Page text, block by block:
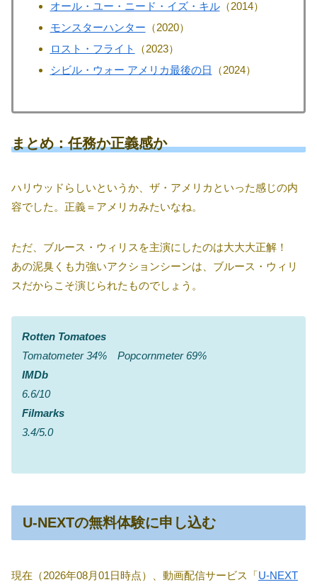
オール・ユー・ニード・イズ・キル（2014）
モンスターハンター （2020）
ロスト・フライト
（2023）
シビル・ウォー アメリカ最後の日 （2024）
まとめ：任務か正義感か
ハリウッドらしいというか、ザ・アメリカといった感じの内
容でした。正義＝アメリカみたいなね。
ただ、ブルース・ウィリスを主演にしたのは大大大正解！
あの泥臭くも力強いアクションシーンは、ブルース・ウィリ
スだからこそ演じられたものでしょう。
Rotten Tomatoes
Tomatometer 34% Popcornmeter 69%
IMDb
6.6/10
Filmarks
3.4/5.0
U-NEXTの無料体験に申し込む
現在（2026年08月01日時点）、動画配信サービス「U-NEXT